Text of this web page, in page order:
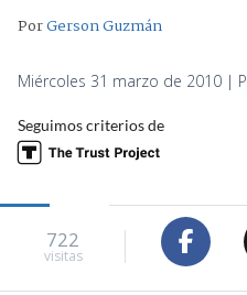
PorGerson Guzmán
Miércoles 31 marzo de 2010 |
Seguimos criterios de
722
visitas